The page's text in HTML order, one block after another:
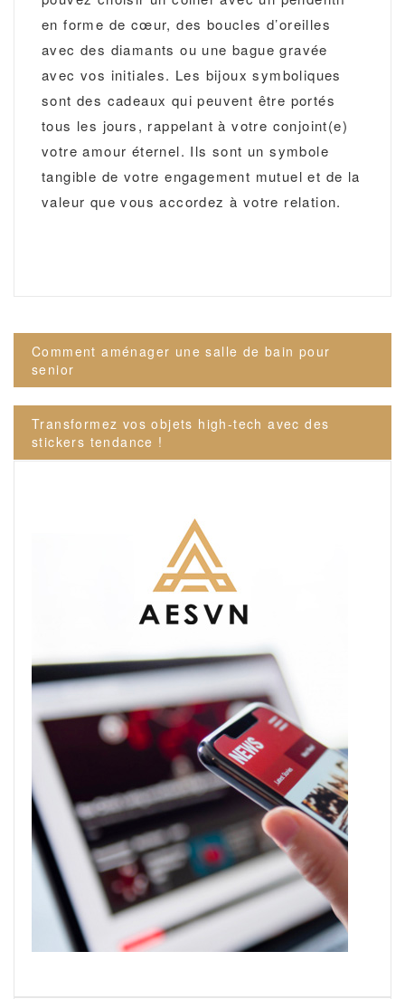
en forme de cœur, des boucles d’oreilles
avec des diamants ou une bague gravée
avec vos initiales. Les bijoux symboliques
sont des cadeaux qui peuvent être portés
tous les jours, rappelant à votre conjoint(e)
votre amour éternel. Ils sont un symbole
tangible de votre engagement mutuel et de la
valeur que vous accordez à votre relation.
Navigation
de
l’article
Comment aménager une salle de bain pour
senior
Transformez vos objets high-tech avec des
stickers tendance !